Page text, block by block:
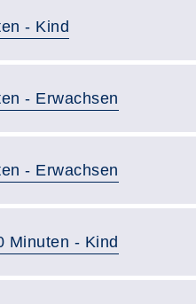
- Kind
- Erwachsen
- Erwachsen
Minuten - Kind